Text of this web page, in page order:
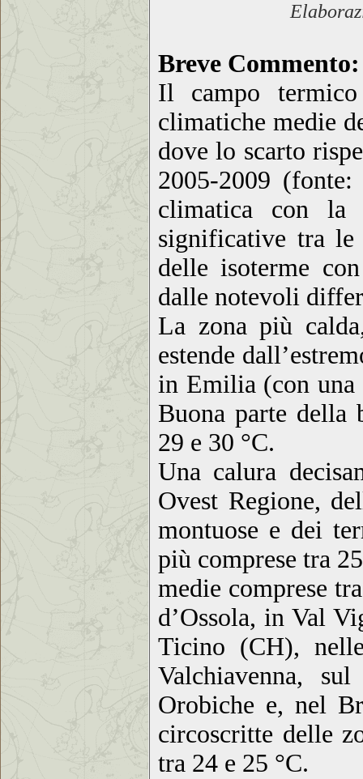
Breve Commento:
Il campo
climatiche medie
dove lo scarto
2005-2009
climatica con la
significative tra le
delle isoterme
dalle notevoli
La zona più
estende
in Emilia (con una
Buona parte della
29 e 30 °C.
Una calura
Ovest Regione,
montuose e dei
più comprese tra
medie comprese
d’Ossola, in Val
Ticino (CH),
Valchiavenna,
Orobiche e, nel
circoscritte delle
tra 24 e 25 °C.